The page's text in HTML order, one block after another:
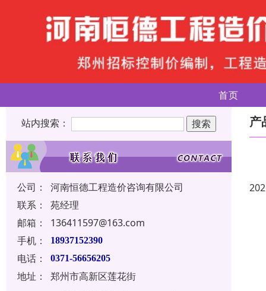
首页
站内搜索：
公司：
河南恒德工程造价咨询有限公司
联系：
苑经理
邮箱：
136411597@163.com
手机：
18937152390
电话： 0371-56656205
地址：
郑州市高新区莲花街
产